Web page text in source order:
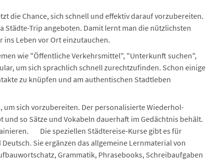
die Chance, sich schnell und effektiv darauf vorzubereiten.
Städte-Trip angeboten. Damit lernt man die nützlichsten
ins Leben vor Ort einzutauchen.
wie "Öffentliche Verkehrsmittel", "Unterkunft suchen",
um sich sprachlich schnell zurechtzufinden. Schon einige
zu knüpfen und am authentischen Stadtleben
sich vorzubereiten. Der personalisierte Wiederhol-
so Sätze und Vokabeln dauerhaft im Gedächtnis behält.
Die speziellen Städtereise-Kurse gibt es für
Sie ergänzen das allgemeine Lernmaterial von
Grammatik, Phrasebooks, Schreibaufgaben